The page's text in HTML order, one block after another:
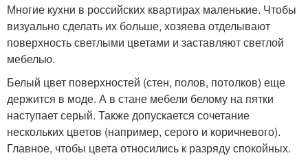
Многие кухни в российских квартирах маленькие. Чтобы
визуально сделать их больше, хозяева отделывают
поверхность светлыми цветами и заставляют светлой
мебелью.
Белый цвет поверхностей (стен, полов, потолков) еще
держится в моде. А в стане мебели белому на пятки
наступает серый. Также допускается сочетание
нескольких цветов (например, серого и коричневого).
Главное, чтобы цвета относились к разряду спокойных.